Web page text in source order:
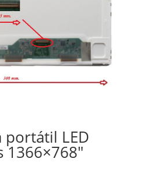
portátil LED
1366×768″